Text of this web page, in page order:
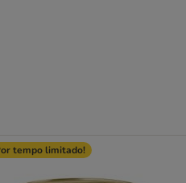
tempo limitado!